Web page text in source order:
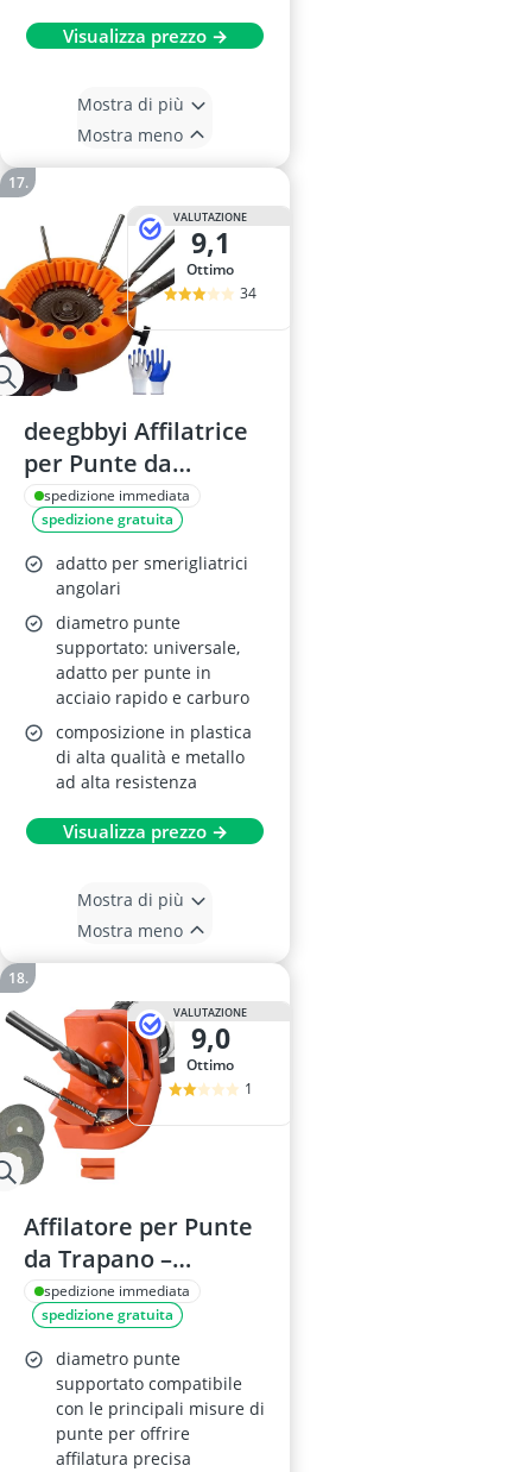
Visualizza prezzo →
Mostra di più
Mostra meno
VALUTAZIONE
9,1
Ottimo
34
deegbbyi Affilatrice
per Punte da
Trapano, Attrezzo
Portatile
spedizione immediata
spedizione gratuita
adatto per smerigliatrici
angolari
diametro punte
supportato: universale,
adatto per punte in
acciaio rapido e carburo
composizione in plastica
di alta qualità e metallo
ad alta resistenza
Visualizza prezzo →
Mostra di più
Mostra meno
VALUTAZIONE
9,0
Ottimo
1
Affilatore per Punte
da Trapano –
Multifunzione, con
Ruote per Punte in
Carburo e Cobalto
spedizione immediata
spedizione gratuita
diametro punte
supportato compatibile
con le principali misure di
punte per offrire
affilatura precisa